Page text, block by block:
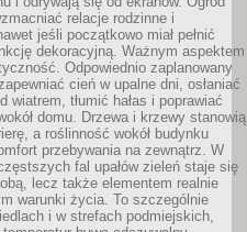
relacje rodzinne i
jeśli początkowo miał pełnić
dekoracyjną. Ważnym aspektem
Odpowiednio zaplanowany
cień w upalne dni, osłaniać
wiatrem, tłumić hałas i poprawiać
domu. Drzewa i krzewy stanowią
a roślinność wokół budynku
przebywania na zewnątrz. W
fal upałów zieleń staje się
lecz także elementem realnie
warunki życia. To szczególnie
i w strefach podmiejskich,